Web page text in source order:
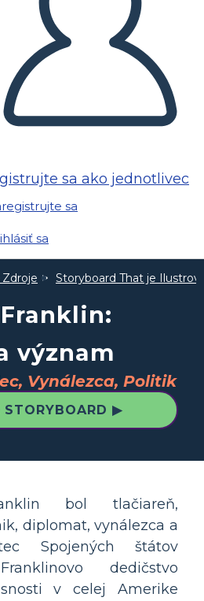
sa ako jednotlivec
sa
sa
Storyboard That je
význam
Vynálezca, Politik
STORYBOARD ▶
bol tlačiareň,
diplomat, vynálezca a
Spojených štátov
dedičstvo
v celej Amerike